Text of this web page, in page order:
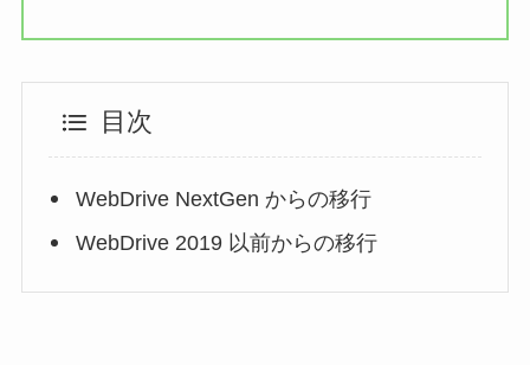
目次
WebDrive NextGen からの移行
WebDrive 2019 以前からの移行